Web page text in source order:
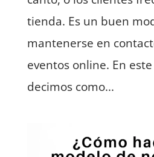
tienda. Es un buen
mantenerse en
eventos online. En
decimos como...